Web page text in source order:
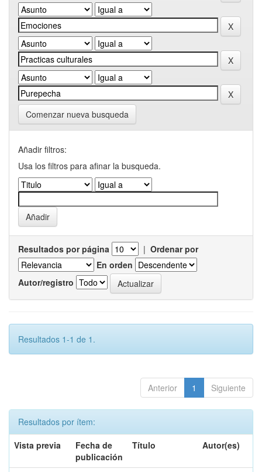
Comenzar nueva busqueda
Añadir filtros:
Usa los filtros para afinar la busqueda.
Resultados por página | Ordenar por
En orden
Autor/registro
Resultados 1-1 de 1.
Anterior 1 Siguiente
Resultados por ítem:
Vista previa
Fecha de
publicación
Título Autor(es)